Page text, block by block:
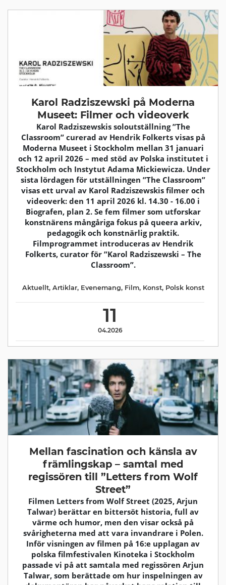
Karol Radziszewski på Moderna
Museet: Filmer och videoverk
Karol Radziszewskis soloutställning ”The
Classroom” curerad av Hendrik Folkerts visas på
Moderna Museet i Stockholm mellan 31 januari
och 12 april 2026 – med stöd av Polska institutet i
Stockholm och Instytut Adama Mickiewicza. Under
sista lördagen för utställningen ”The Classroom”
visas ett urval av Karol Radziszewskis filmer och
videoverk: den 11 april 2026 kl. 14.30 - 16.00 i
Biografen, plan 2. Se fem filmer som utforskar
konstnärens mångåriga fokus på queera arkiv,
pedagogik och konstnärlig praktik.
Filmprogrammet introduceras av Hendrik
Folkerts, curator för ”Karol Radziszewski – The
Classroom”.
11
04.2026
Aktuellt, Artiklar, Evenemang, Film, Konst, Polsk konst
Mellan fascination och känsla av
främlingskap – samtal med
regissören till ”Letters from Wolf
Street”
Filmen Letters from Wolf Street (2025, Arjun
Talwar) berättar en bittersöt historia, full av
värme och humor, men den visar också på
svårigheterna med att vara invandrare i Polen.
Inför visningen av filmen på 16:e upplagan av
polska filmfestivalen Kinoteka i Stockholm
passade vi på att samtala med regissören Arjun
Talwar, som berättade om hur inspelningen av